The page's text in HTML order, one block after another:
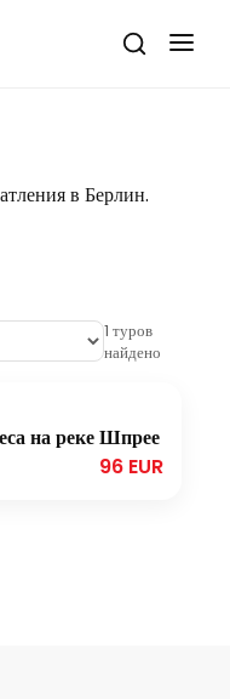
в Берлин.
1 туров
найдено
на реке Шпрее
96 EUR